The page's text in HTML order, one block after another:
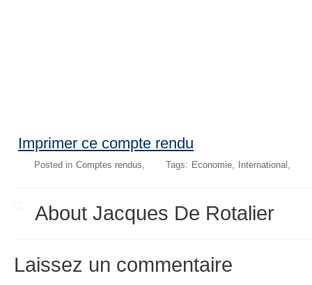
Imprimer ce compte rendu
Posted in Comptes rendus Tags: Economie International
About Jacques De Rotalier
Laissez un commentaire